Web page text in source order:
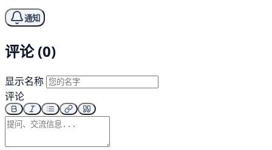
通知
评论 (0)
显示名称
评论